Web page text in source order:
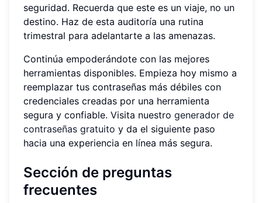
seguridad. Recuerda que este es un viaje, no un
destino. Haz de esta auditoría una rutina
trimestral para adelantarte a las amenazas.
Continúa empoderándote con las mejores
herramientas disponibles. Empieza hoy mismo a
reemplazar tus contraseñas más débiles con
credenciales creadas por una herramienta
segura y confiable. Visita nuestro generador de
contraseñas gratuito y da el siguiente paso
hacia una experiencia en línea más segura.
Sección de preguntas
frecuentes